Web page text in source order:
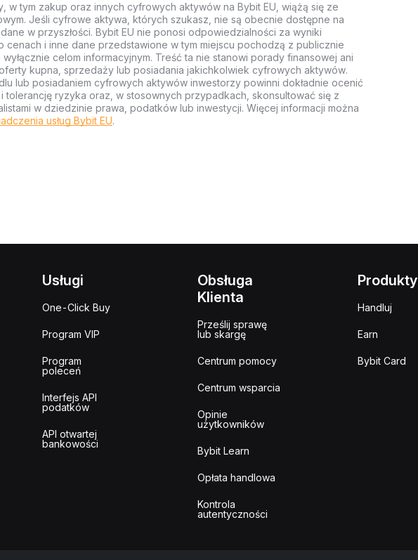
w tym zakup oraz innych cyfrowych aktywów na Bybit EU, wiążą się ze
Jeśli cyfrowe aktywa, których szukasz, nie są obecnie dostępne na
w przyszłości. Bybit EU nie ponosi odpowiedzialności za wyniki
cenach i inne dane przedstawione w tym miejscu pochodzą z publicznie
wyłącznie celom informacyjnym. Treść ta nie stanowi porady finansowej ani
kupna, sprzedaży lub posiadania jakichkolwiek cyfrowych aktywów.
lub posiadaniem cyfrowych aktywów inwestorzy powinni dokładnie ocenić
tolerancję ryzyka oraz, w stosownych przypadkach, skonsultować się z
w dziedzinie prawa, podatków lub inwestycji. Więcej informacji można
usług Bybit EU.
Usługi
One-Click Buy
Program VIP
Program
poleceń
Interfejs API
podatków
API otwartej
bankowości
Obsługa
Klienta
Prześlij sprawę
lub skargę
Centrum pomocy
Centrum wsparcia
Opinie
użytkowników
Bybit Learn
Opłata handlowa
Kontrola
autentyczności
Produkty
Handluj
Earn
Bybit Card